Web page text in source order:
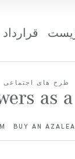
قرارداد
طرح های اجتماعی
as
BUY AN